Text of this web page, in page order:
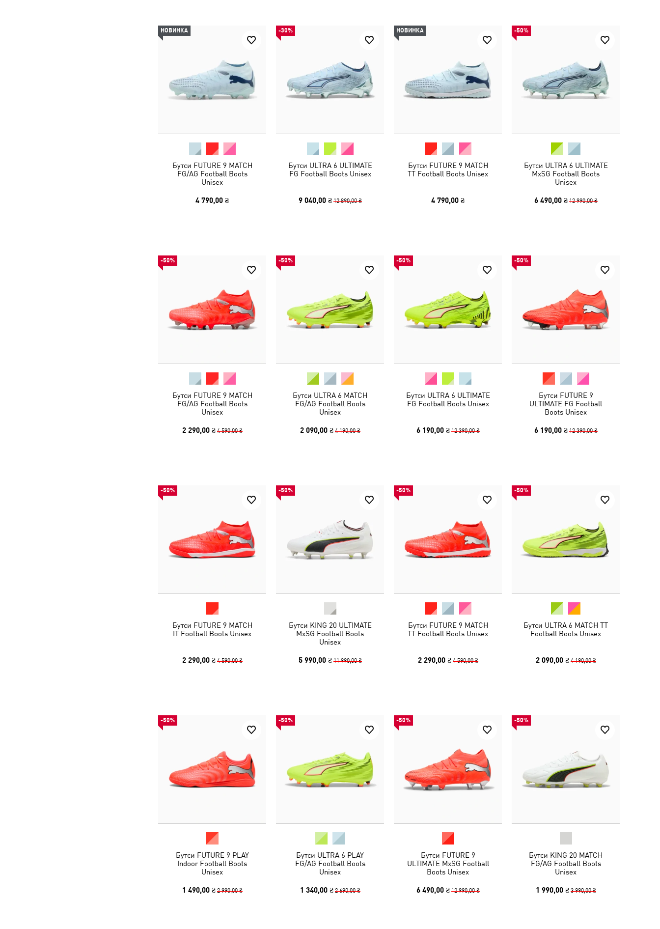
НОВИНКА
Бутси FUTURE 9 MATCH
FG/AG Football Boots
Unisex
4 790,00 ₴
-30%
Бутси ULTRA 6 ULTIMATE
FG Football Boots Unisex
9 040,00 ₴ 12 890,00 ₴
НОВИНКА
Бутси FUTURE 9 MATCH
TT Football Boots Unisex
4 790,00 ₴
-50%
Бутси ULTRA 6 ULTIMATE
MxSG Football Boots
Unisex
6 490,00 ₴ 12 990,00 ₴
-50%
Бутси FUTURE 9 MATCH
FG/AG Football Boots
Unisex
2 290,00 ₴ 4 590,00 ₴
-50%
Бутси ULTRA 6 MATCH
FG/AG Football Boots
Unisex
2 090,00 ₴ 4 190,00 ₴
-50%
Бутси ULTRA 6 ULTIMATE
FG Football Boots Unisex
6 190,00 ₴ 12 390,00 ₴
-50%
Бутси FUTURE 9
ULTIMATE FG Football
Boots Unisex
6 190,00 ₴ 12 390,00 ₴
-50%
Бутси FUTURE 9 MATCH
IT Football Boots Unisex
2 290,00 ₴ 4 590,00 ₴
-50%
Бутси KING 20 ULTIMATE
MxSG Football Boots
Unisex
5 990,00 ₴ 11 990,00 ₴
-50%
Бутси FUTURE 9 MATCH
TT Football Boots Unisex
2 290,00 ₴ 4 590,00 ₴
-50%
Бутси ULTRA 6 MATCH TT
Football Boots Unisex
2 090,00 ₴ 4 190,00 ₴
-50%
Бутси FUTURE 9 PLAY
Indoor Football Boots
Unisex
1 490,00 ₴ 2 990,00 ₴
-50%
Бутси ULTRA 6 PLAY
FG/AG Football Boots
Unisex
1 340,00 ₴ 2 690,00 ₴
-50%
Бутси FUTURE 9
ULTIMATE MxSG Football
Boots Unisex
6 490,00 ₴ 12 990,00 ₴
-50%
Бутси KING 20 MATCH
FG/AG Football Boots
Unisex
1 990,00 ₴ 3 990,00 ₴